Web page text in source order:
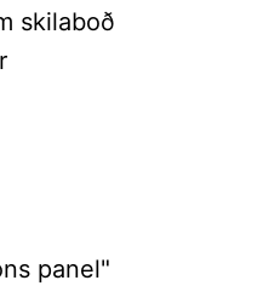
skilaboð
panel"